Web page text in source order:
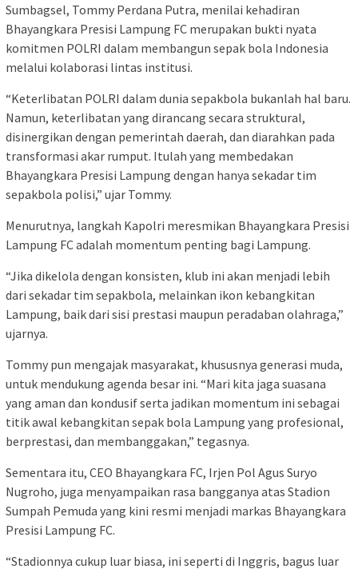
Sumbagsel, Tommy Perdana Putra, menilai kehadiran
Bhayangkara Presisi Lampung FC merupakan bukti nyata
komitmen POLRI dalam membangun sepak bola Indonesia
melalui kolaborasi lintas institusi.
“Keterlibatan POLRI dalam dunia sepakbola bukanlah hal baru.
Namun, keterlibatan yang dirancang secara struktural,
disinergikan dengan pemerintah daerah, dan diarahkan pada
transformasi akar rumput. Itulah yang membedakan
Bhayangkara Presisi Lampung dengan hanya sekadar tim
sepakbola polisi,” ujar Tommy.
Menurutnya, langkah Kapolri meresmikan Bhayangkara Presisi
Lampung FC adalah momentum penting bagi Lampung.
“Jika dikelola dengan konsisten, klub ini akan menjadi lebih
dari sekadar tim sepakbola, melainkan ikon kebangkitan
Lampung, baik dari sisi prestasi maupun peradaban olahraga,”
ujarnya.
Tommy pun mengajak masyarakat, khususnya generasi muda,
untuk mendukung agenda besar ini. “Mari kita jaga suasana
yang aman dan kondusif serta jadikan momentum ini sebagai
titik awal kebangkitan sepak bola Lampung yang profesional,
berprestasi, dan membanggakan,” tegasnya.
Sementara itu, CEO Bhayangkara FC, Irjen Pol Agus Suryo
Nugroho, juga menyampaikan rasa bangganya atas Stadion
Sumpah Pemuda yang kini resmi menjadi markas Bhayangkara
Presisi Lampung FC.
“Stadionnya cukup luar biasa, ini seperti di Inggris, bagus luar